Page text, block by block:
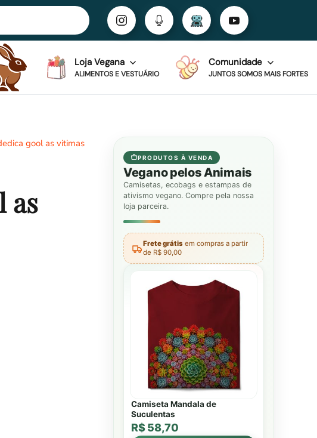
Loja Vegana
ALIMENTOS E VESTUÁRIO
Comunidade
JUNTOS SOMOS MAIS FORTES
gool as vitimas
as
PRODUTOS À VENDA
Vegano pelos Animais
Camisetas, ecobags e estampas de
ativismo vegano. Compre pela nossa
loja parceira.
Frete grátis em compras a partir
de R$ 90,00
Camiseta Mandala de
Suculentas
R$ 58,70